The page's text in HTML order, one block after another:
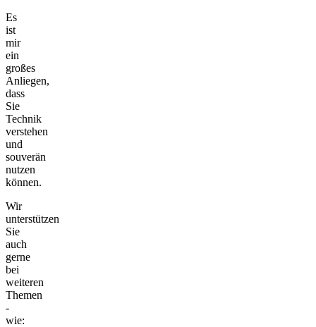
Es
ist
mir
ein
großes
Anliegen,
dass
Sie
Technik
verstehen
und
souverän
nutzen
können.
Wir
unterstützen
Sie
auch
gerne
bei
weiteren
Themen
-
wie: